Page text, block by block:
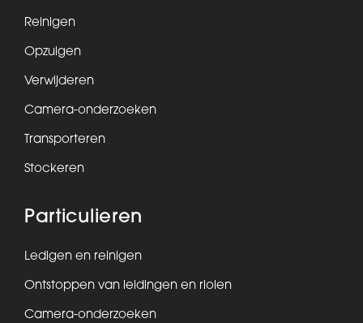
Reinigen
Opzuigen
Verwijderen
Camera-onderzoeken
Transporteren
Stockeren
Particulieren
Ledigen en reinigen
Ontstoppen van leidingen en riolen
Camera-onderzoeken